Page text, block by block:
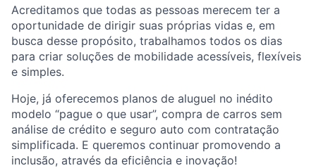
Acreditamos que todas as pessoas merecem ter a
oportunidade de dirigir suas próprias vidas e, em
busca desse propósito, trabalhamos todos os dias
para criar soluções de mobilidade acessíveis, flexíveis
e simples.
Hoje, já oferecemos planos de aluguel no inédito
modelo “pague o que usar”, compra de carros sem
análise de crédito e seguro auto com contratação
simplificada. E queremos continuar promovendo a
inclusão, através da eficiência e inovação!